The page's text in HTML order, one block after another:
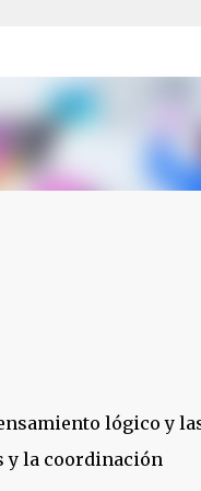
lógico y
y la coordinación